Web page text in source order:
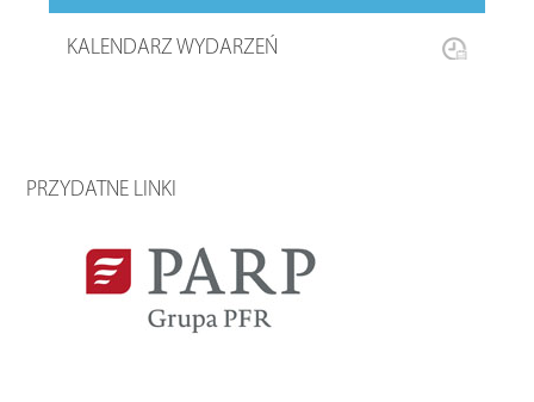
KALENDARZ WYDARZEŃ
PRZYDATNE LINKI